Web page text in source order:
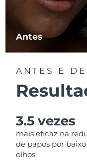
Antes
ANTES E
3.5 vezes
mais eficaz na
de papos por
olhos.
Luxemburgo
Macau, RAE da
China
Malásia
Malta
México
Mônaco
Países Baixos